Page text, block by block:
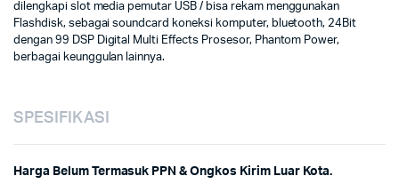
dilengkapi slot media pemutar USB / bisa rekam menggunakan
Flashdisk, sebagai soundcard koneksi komputer, bluetooth, 24Bit
dengan 99 DSP Digital Multi Effects Prosesor, Phantom Power,
berbagai keunggulan lainnya.
SPESIFIKASI
Harga Belum Termasuk PPN & Ongkos Kirim Luar Kota.